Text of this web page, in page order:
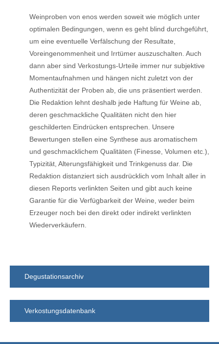
Weinproben von enos werden soweit wie möglich unter
optimalen Bedingungen, wenn es geht blind durchgeführt,
um eine eventuelle Verfälschung der Resultate,
Voreingenommenheit und Irrtümer auszuschalten. Auch
dann aber sind Verkostungs-Urteile immer nur subjektive
Momentaufnahmen und hängen nicht zuletzt von der
Authentizität der Proben ab, die uns präsentiert werden.
Die Redaktion lehnt deshalb jede Haftung für Weine ab,
deren geschmackliche Qualitäten nicht den hier
geschilderten Eindrücken entsprechen. Unsere
Bewertungen stellen eine Synthese aus aromatischem
und geschmacklichem Qualitäten (Finesse, Volumen etc.),
Typizität, Alterungsfähigkeit und Trinkgenuss dar. Die
Redaktion distanziert sich ausdrücklich vom Inhalt aller in
diesen Reports verlinkten Seiten und gibt auch keine
Garantie für die Verfügbarkeit der Weine, weder beim
Erzeuger noch bei den direkt oder indirekt verlinkten
Wiederverkäufern.
Degustationsarchiv
Verkostungsdatenbank